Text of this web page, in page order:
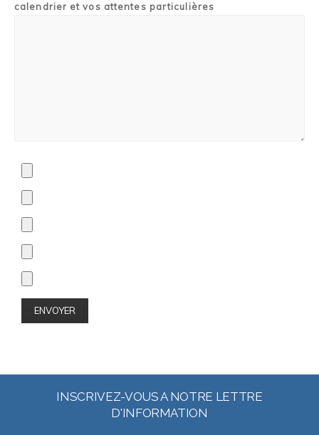
calendrier et vos attentes particulières
INSCRIVEZ-VOUS A NOTRE LETTRE
D'INFORMATION